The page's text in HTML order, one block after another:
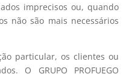
imprecisos ou, quando
não são mais necessários
particular, os clientes ou
O GRUPO PROFUEGO